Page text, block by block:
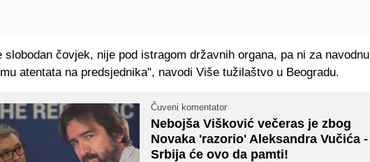
slobodan čovjek, nije pod istragom državnih organa, pa ni za navodnu
atentata na predsjednika", navodi Više tužilaštvo u Beogradu.
Čuveni komentator
Nebojša Višković večeras je zbog
Novaka 'razorio' Aleksandra Vučića -
Srbija će ovo da pamti!